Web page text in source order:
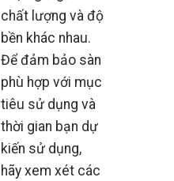
chất lượng và độ
bền khác nhau.
Để đảm bảo sàn
phù hợp với mục
tiêu sử dụng và
thời gian bạn dự
kiến sử dụng,
hãy xem xét các